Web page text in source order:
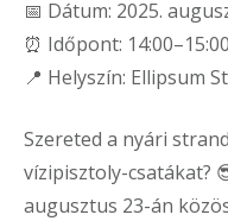
📅 Dátum: 2025.
⏰ Időpont: 14:00–15:00
📍 Helyszín: Ellipsum
Szereted a nyári
vízipisztoly-csatákat?
augusztus 23-án